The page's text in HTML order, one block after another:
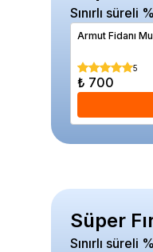
Sınırlı süreli
Armut Fidanı
5
₺ 700
Süper
Sınırlı süreli